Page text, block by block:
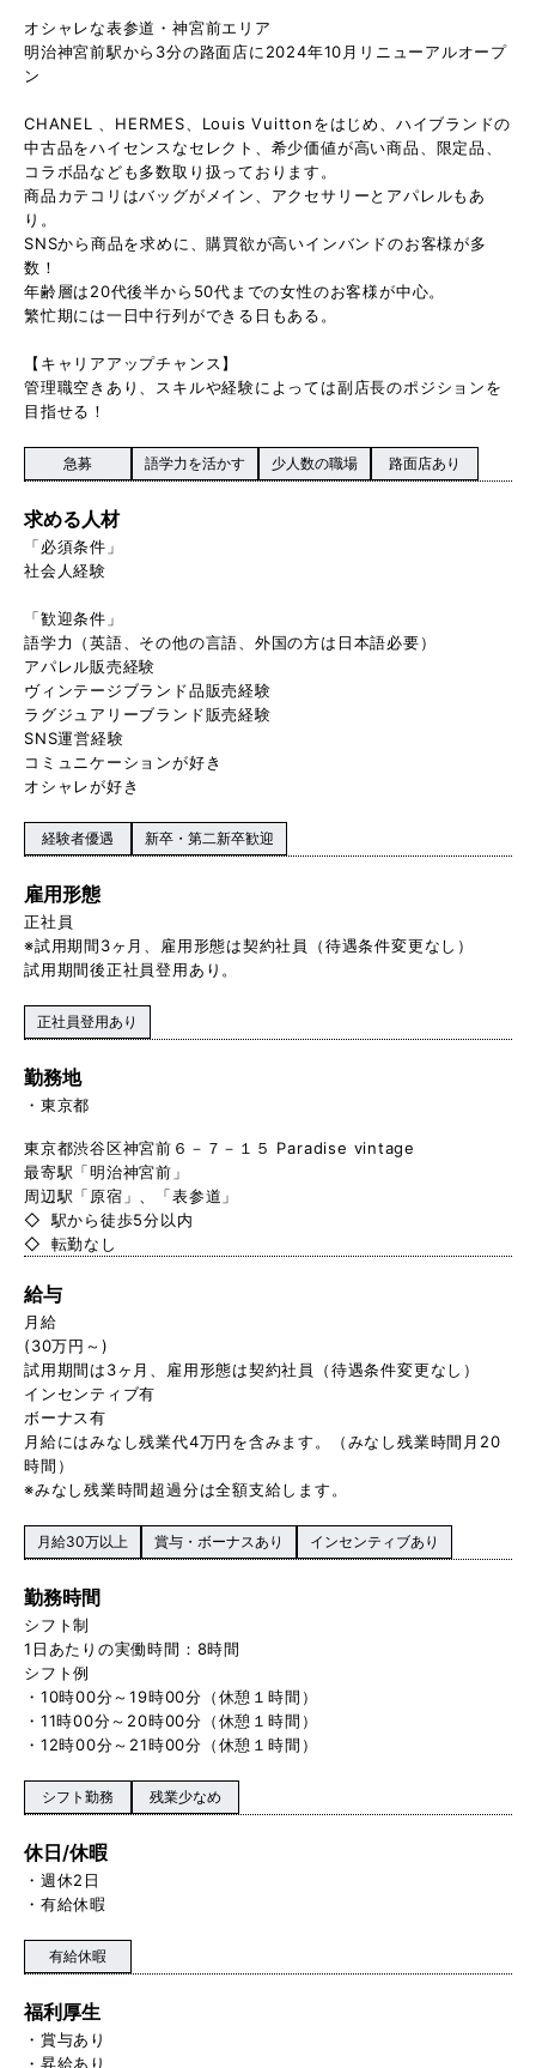
オシャレな表参道・神宮前エリア
明治神宮前駅から3分の路面店に2024年10月リニューアルオープ
ン
CHANEL 、HERMES、Louis Vuittonをはじめ、ハイブランドの
中古品をハイセンスなセレクト、希少価値が高い商品、限定品、
コラボ品なども多数取り扱っております。
商品カテコリはバッグがメイン、アクセサリーとアパレルもあ
り。
SNSから商品を求めに、購買欲が高いインバンドのお客様が多
数！
年齢層は20代後半から50代までの女性のお客様が中心。
繁忙期には一日中行列ができる日もある。
【キャリアアップチャンス】
管理職空きあり、スキルや経験によっては副店長のポジションを
目指せる！
急募 語学力を活かす 少人数の職場 路面店あり
求める人材
「必須条件」
社会人経験
「歓迎条件」
語学力（英語、その他の言語、外国の方は日本語必要）
アパレル販売経験
ヴィンテージブランド品販売経験
ラグジュアリーブランド販売経験
SNS運営経験
コミュニケーションが好き
オシャレが好き
経験者優遇 新卒・第二新卒歓迎
雇用形態
正社員
※試用期間3ヶ月、雇用形態は契約社員（待遇条件変更なし）
試用期間後正社員登用あり。
正社員登用あり
勤務地
東京都
東京都渋谷区神宮前６－７－１５ Paradise vintage
最寄駅「明治神宮前」
周辺駅「原宿」、「表参道」
◇ 駅から徒歩5分以内
◇ 転勤なし
給与
月給
(30万円～)
試用期間は3ヶ月、雇用形態は契約社員（待遇条件変更なし）
インセンティブ有
ボーナス有
月給にはみなし残業代4万円を含みます。（みなし残業時間月20
時間）
※みなし残業時間超過分は全額支給します。
月給30万以上 賞与・ボーナスあり インセンティブあり
勤務時間
シフト制
1日あたりの実働時間：8時間
シフト例
・10時00分～19時00分（休憩１時間）
・11時00分～20時00分（休憩１時間）
・12時00分～21時00分（休憩１時間）
シフト勤務 残業少なめ
休日/休暇
・週休2日
・有給休暇
有給休暇
福利厚生
・賞与あり
・昇給あり